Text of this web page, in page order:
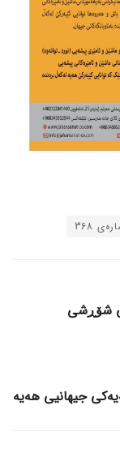
368
شۆڕشی
جیهانیی هەیە